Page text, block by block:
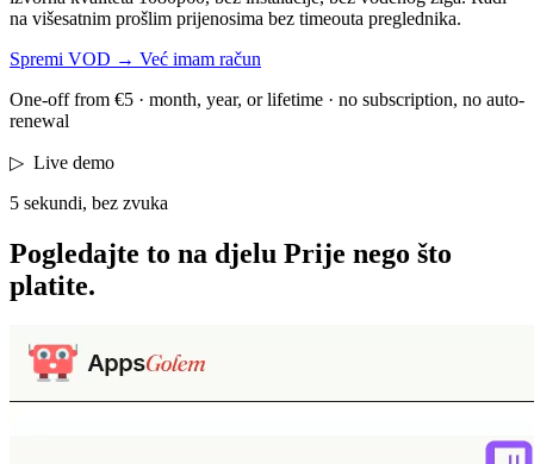
na višesatnim prošlim prijenosima bez timeouta preglednika.
Spremi VOD → Već imam račun
One-off from €5 · month, year, or lifetime · no subscription, no auto-
renewal
▷ Live demo
5 sekundi, bez zvuka
Pogledajte to na djelu Prije nego što
platite.